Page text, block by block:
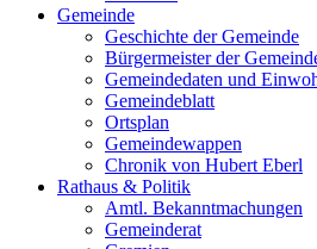
Gemeinde
Geschichte der Gemeinde
Bürgermeister der
Gemeindedaten und
Gemeindeblatt
Ortsplan
Gemeindewappen
Chronik von Hubert Eberl
Rathaus & Politik
Amtl. Bekanntmachungen
Gemeinderat